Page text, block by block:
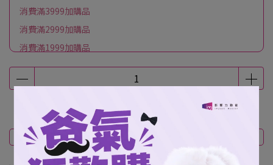
消費滿3999加購品
消費滿2999加購品
消費滿1999加購品
商品介紹 規格說明